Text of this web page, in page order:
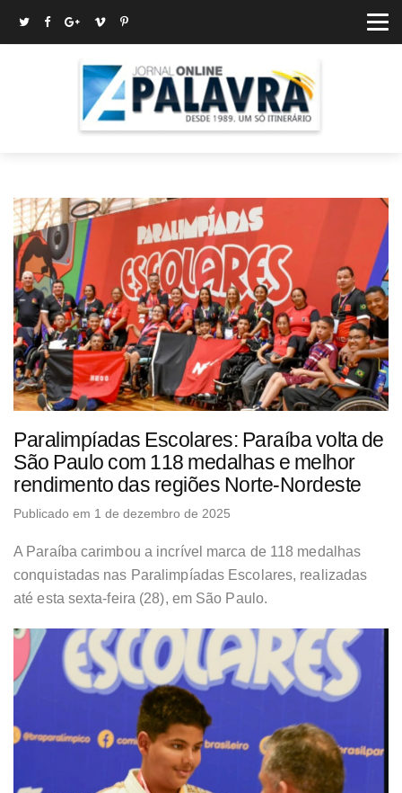
Paralimpíadas Escolares: Paraíba volta de
São Paulo com 118 medalhas e melhor
rendimento das regiões Norte-Nordeste
Publicado em 1 de dezembro de 2025
A Paraíba carimbou a incrível marca de 118 medalhas
conquistadas nas Paralimpíadas Escolares, realizadas
até esta sexta-feira (28), em São Paulo.